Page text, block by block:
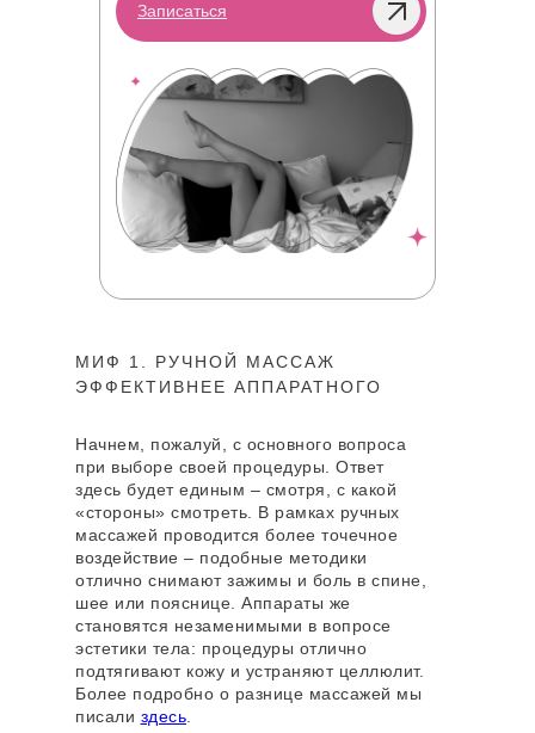
Записаться
МИФ 1. РУЧНОЙ МАССАЖ
ЭФФЕКТИВНЕЕ АППАРАТНОГО
Начнем, пожалуй, с основного вопроса
при выборе своей процедуры. Ответ
здесь будет единым – смотря, с какой
«стороны» смотреть. В рамках ручных
массажей проводится более точечное
воздействие – подобные методики
отлично снимают зажимы и боль в спине,
шее или пояснице. Аппараты же
становятся незаменимыми в вопросе
эстетики тела: процедуры отлично
подтягивают кожу и устраняют целлюлит.
Более подробно о разнице массажей мы
писали здесь